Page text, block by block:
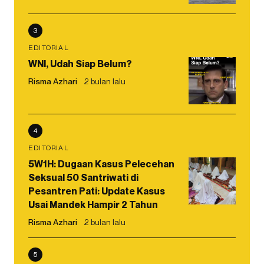
3
EDITORIAL
WNI, Udah Siap Belum?
Risma Azhari 2 bulan lalu
4
EDITORIAL
5W1H: Dugaan Kasus Pelecehan
Seksual 50 Santriwati di
Pesantren Pati: Update Kasus
Usai Mandek Hampir 2 Tahun
Risma Azhari 2 bulan lalu
5